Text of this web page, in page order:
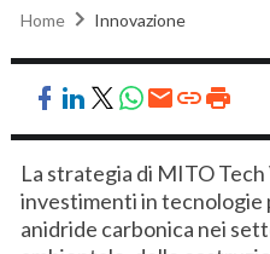
Home Innovazione
La strategia di MITO
investimenti in tecnologie
anidride carbonica nei